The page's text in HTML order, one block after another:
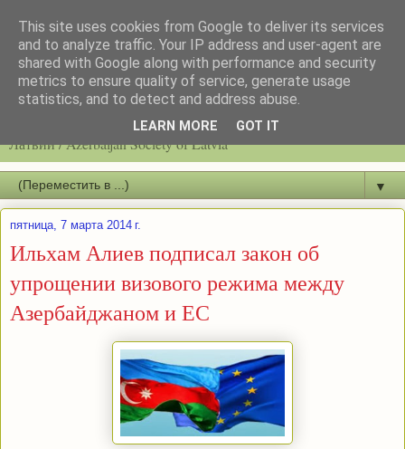
Latvijas azerbaidžāņu biedrību / Общество азербайджанцев
Латвии / Azerbaijan Society of Latvia
▼
пятница, 7 марта 2014 г.
Ильхам Алиев подписал закон об
упрощении визового режима между
Азербайджаном и ЕС
This site uses cookies from Google to deliver its services
and to analyze traffic. Your IP address and user-agent are
shared with Google along with performance and security
metrics to ensure quality of service, generate usage
statistics, and to detect and address abuse.
LEARN MORE GOT IT